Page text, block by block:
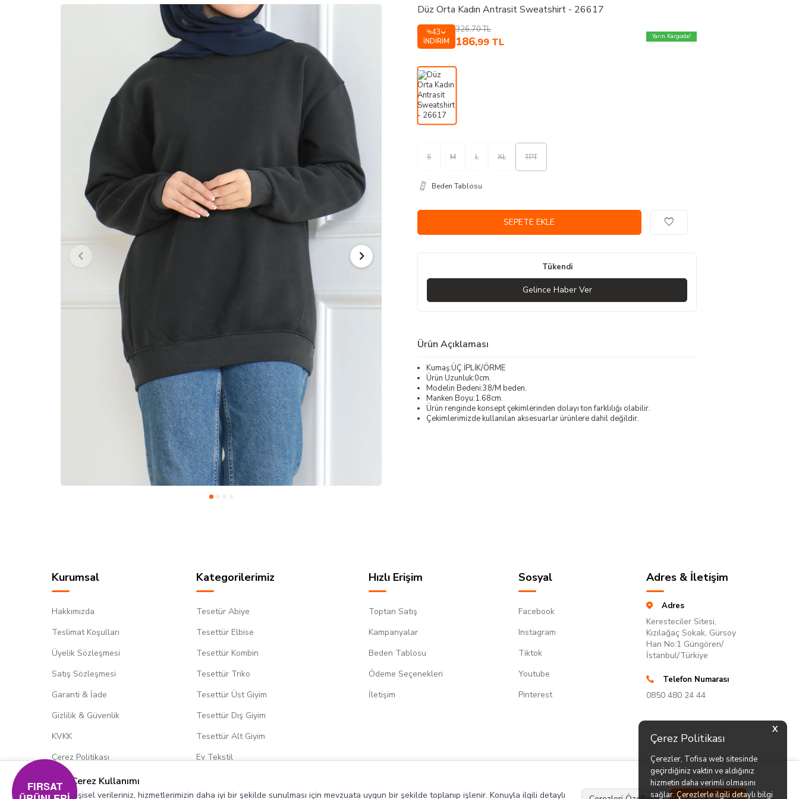
X
Çerez Politikası
Çerezler, Tofisa web sitesinde
geçirdiğiniz vaktin ve aldığınız
hizmetin daha verimli olmasını
sağlar. Çerezlerle ilgili detaylı bilgi
Düz Orta Kadın Antrasit Sweatshirt - 26617
%43
İNDIRIM
326,70TL
186,99 TL Yarın Kargoda!
S M L XL TPT
Beden Tablosu
SEPETE EKLE
Tükendi
Gelince Haber Ver
Ürün Açıklaması
Kumaş:ÜÇ İPLİK/ÖRME
Ürün Uzunluk:0cm.
Modelin Bedeni:38/M beden.
Manken Boyu:1.68cm.
Ürün renginde konsept çekimlerinden dolayı ton farklılığı olabilir.
Çekimlerimizde kullanılan aksesuarlar ürünlere dahil değildir.
Kurumsal
Hakkımızda
Teslimat Koşulları
Üyelik Sözleşmesi
Satış Sözleşmesi
Garanti & İade
Gizlilik & Güvenlik
KVKK
Çerez Politikası
Kategorilerimiz
Tesetür Abiye
Tesettür Elbise
Tesettür Kombin
Tesettür Triko
Tesettür Üst Giyim
Tesettür Dış Giyim
Tesettür Alt Giyim
Ev Tekstil
Hızlı Erişim
Toptan Satış
Kampanyalar
Beden Tablosu
Ödeme Seçenekleri
İletişim
Sosyal
Facebook
Instagram
Tiktok
Youtube
Pinterest
Adres & İletişim
Adres
Keresteciler Sitesi,
Kızılağaç Sokak, Gürsoy
Han No:1 Güngören/
İstanbul/Türkiye
Telefon Numarası
0850 480 24 44
Çerez Kullanımı
Kişisel verileriniz, hizmetlerimizin daha iyi bir şekilde sunulması için mevzuata uygun bir şekilde toplanıp işlenir. Konuyla ilgili detaylı
FIRSAT